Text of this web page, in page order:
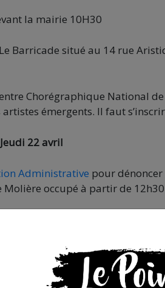
la mairie 10H30
Barricade situé au 14 rue
Chorégraphique National
émergents. Il faut
Jeudi 22 avril
Administrative pour
occupé à partir de
1960, à la fin de la
la Substantion.
23 avril